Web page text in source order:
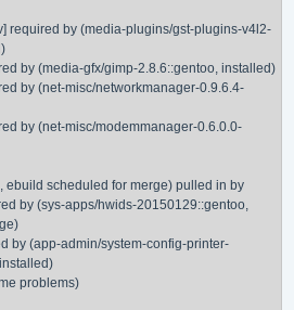
required by (media-plugins/gst-plugins-v4l2-
by (media-gfx/gimp-2.8.6::gentoo, installed)
by (net-misc/networkmanager-0.9.6.4-
by (net-misc/modemmanager-0.6.0.0-
ebuild scheduled for merge) pulled in by
by (sys-apps/hwids-20150129::gentoo,
by (app-admin/system-config-printer-
problems)